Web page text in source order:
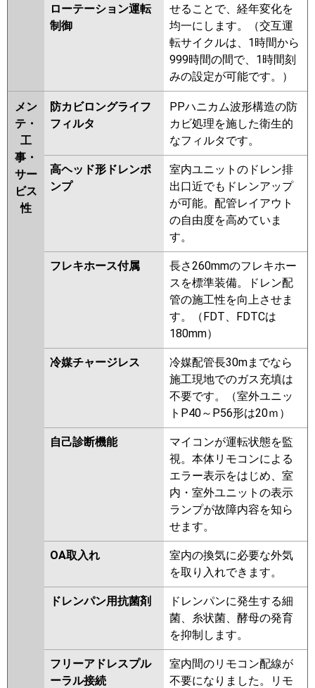
ローテーション運転
制御
せることで、経年変化を
均一にします。（交互運
転サイクルは、1時間から
999時間の間で、1時間刻
みの設定が可能です。）
メン
テ・
工
事・
サー
ビス
性
防カビロングライフ
フィルタ
PPハニカム波形構造の防
カビ処理を施した衛生的
なフィルタです。
高ヘッド形ドレンポ
ンプ
室内ユニットのドレン排
出口近でもドレンアップ
が可能。配管レイアウト
の自由度を高めていま
す。
フレキホース付属
長さ260mmのフレキホー
スを標準装備。ドレン配
管の施工性を向上させま
す。（FDT、FDTCは
180mm）
冷媒チャージレス
冷媒配管長30mまでなら
施工現地でのガス充填は
不要です。（室外ユニッ
トP40～P56形は20ｍ）
自己診断機能
マイコンが運転状態を監
視。本体リモコンによる
エラー表示をはじめ、室
内・室外ユニットの表示
ランプが故障内容を知ら
せます。
OA取入れ
室内の換気に必要な外気
を取り入れできます。
ドレンパン用抗菌剤
ドレンパンに発生する細
菌、糸状菌、酵母の発育
を抑制します。
フリーアドレスプル
ーラル接続
室内間のリモコン配線が
不要になりました。リモ